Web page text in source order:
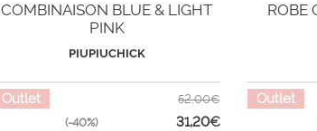
COMBINAISON BLUE & LIGHT
PINK
PIUPIUCHICK
Outlet
(-40%)
52,00€
31,20€
ROBE
Outlet